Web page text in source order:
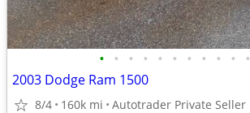
• • • • • • • • • • •
2003 Dodge Ram 1500
8/4 160k mi Autotrader Private Seller